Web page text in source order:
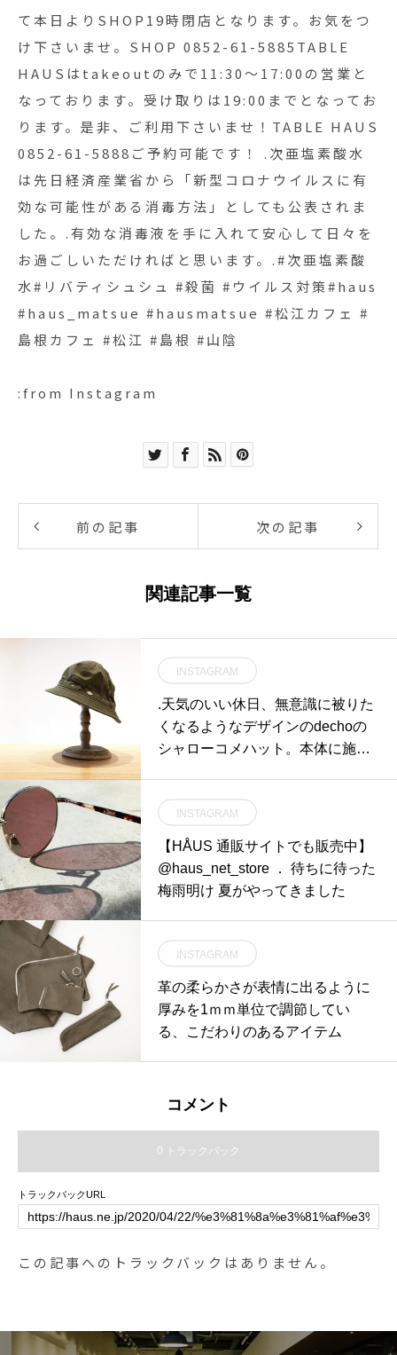
リバティシュシュ #殺菌 #ウイルス対策#haus
#haus_matsue #hausmatsue #松江カフェ #島根
カフェ #松江 #島根 #山陰
て本日よりSHOP19時閉店となります。お気をつ
け下さいませ。SHOP 0852-61-5885TABLE
HAUSはtakeoutのみで11:30〜17:00の営業と
なっております。受け取りは19:00までとなってお
ります。是非、ご利用下さいませ！TABLE HAUS
0852-61-5888ご予約可能です！ .次亜塩素酸水
は先日経済産業省から「新型コロナウイルスに有
効な可能性がある消毒方法」としても公表されま
した。.有効な消毒液を手に入れて安心して日々を
お過ごしいただければと思います。.#次亜塩素酸
水#リバティシュシュ #殺菌 #ウイルス対策#haus
#haus_matsue #hausmatsue #松江カフェ #
島根カフェ #松江 #島根 #山陰
:from Instagram
前の記事 次の記事
関連記事一覧
INSTAGRAM
.天気のいい休日、無意識に被りた
くなるようなデザインのdechoの
シャローコメハット。本体に施さ
います。ブリム全体にわたって大
胆に打ち込まれたステッチがミリ
タリーライクな雰囲気を醸し出し
ます。少し深めな作りなのでハッ
と。春先のお出かけに是非チェッ
クしてみてください。.#decho#sh
allowkomehat#komehat#madeinja
pan#haus #haus_matsue #hausm
atsue #松江カフェ #島根カフェ #
松江旅行#島根旅行#松江 #島根 #
山陰
INSTAGRAM
【HÅUS 通販サイトでも販売中】
@haus_net_store ． 待ちに待った
梅雨明け 夏がやってきました
INSTAGRAM
革の柔らかさが表情に出るように
厚みを1ｍｍ単位で調節してい
る、こだわりのあるアイテム
コメント
0 トラックバック
トラックバックURL
この記事へのトラックバックはありません。